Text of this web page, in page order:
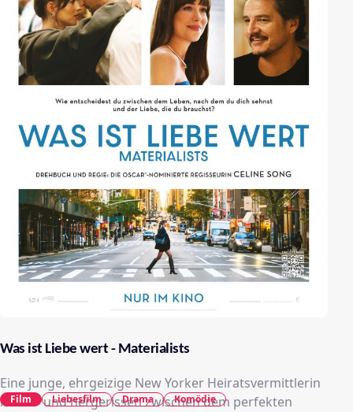
Was ist Liebe wert - Materialists
Eine junge, ehrgeizige New Yorker Heiratsvermittlerin
ist hin- und hergerissen zwischen dem perfekten
Film Liebesfilm Drama Komödie